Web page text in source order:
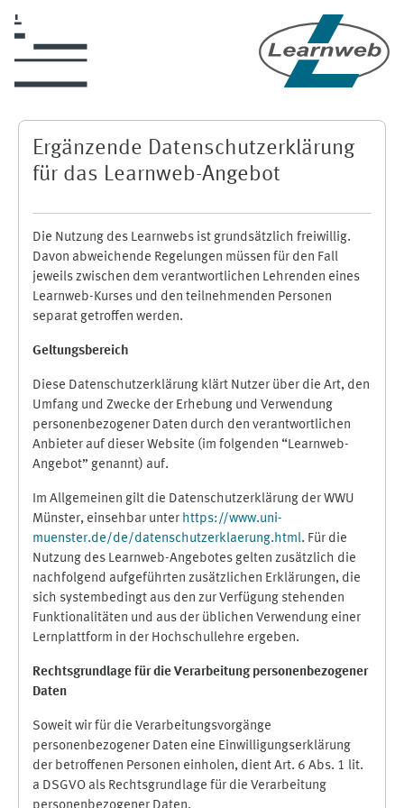
Ergänzende Datenschutzerklärung
für das Learnweb-Angebot
Die Nutzung des Learnwebs ist grundsätzlich freiwillig.
Davon abweichende Regelungen müssen für den Fall
jeweils zwischen dem verantwortlichen Lehrenden eines
Learnweb-Kurses und den teilnehmenden Personen
separat getroffen werden.
Geltungsbereich
Diese Datenschutzerklärung klärt Nutzer über die Art, den
Umfang und Zwecke der Erhebung und Verwendung
personenbezogener Daten durch den verantwortlichen
Anbieter auf dieser Website (im folgenden “Learnweb-
Angebot” genannt) auf.
Im Allgemeinen gilt die Datenschutzerklärung der WWU
Münster, einsehbar unter https://www.uni-
muenster.de/de/datenschutzerklaerung.html. Für die
Nutzung des Learnweb-Angebotes gelten zusätzlich die
nachfolgend aufgeführten zusätzlichen Erklärungen, die
sich systembedingt aus den zur Verfügung stehenden
Funktionalitäten und aus der üblichen Verwendung einer
Lernplattform in der Hochschullehre ergeben.
Rechtsgrundlage für die Verarbeitung personenbezogener
Daten
Soweit wir für die Verarbeitungsvorgänge
personenbezogener Daten eine Einwilligungserklärung
der betroffenen Personen einholen, dient Art. 6 Abs. 1 lit.
a DSGVO als Rechtsgrundlage für die Verarbeitung